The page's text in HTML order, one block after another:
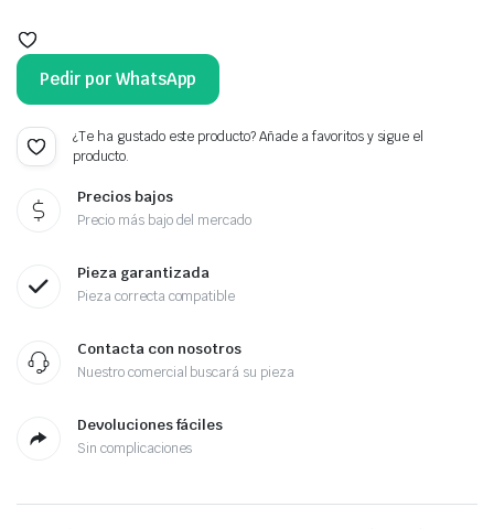
Pedir por WhatsApp
¿Te ha gustado este producto? Añade a favoritos y sigue el
producto.
Precios bajos
Precio más bajo del mercado
Pieza garantizada
Pieza correcta compatible
Contacta con nosotros
Nuestro comercial buscará su pieza
Devoluciones fáciles
Sin complicaciones